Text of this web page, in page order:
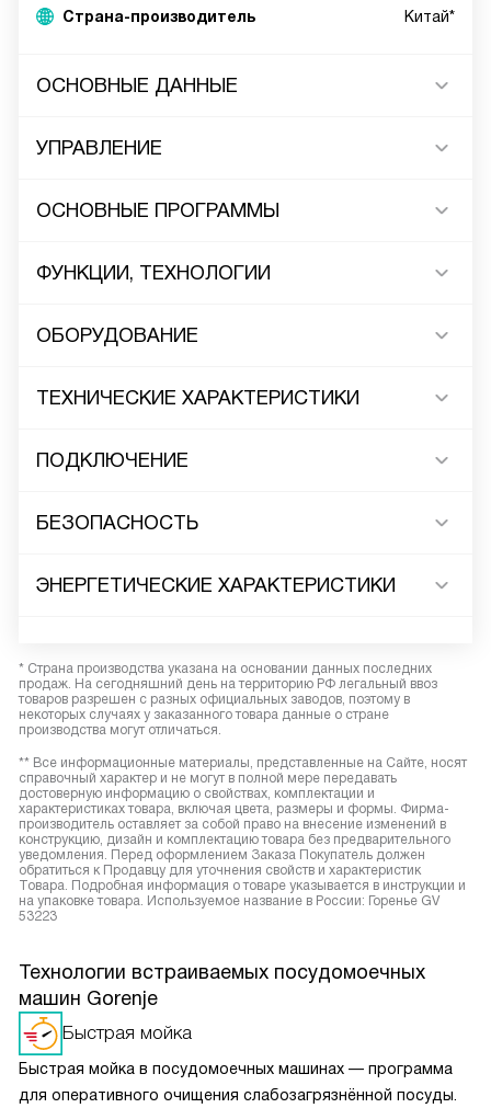
Страна-производитель Китай*
ОСНОВНЫЕ ДАННЫЕ
УПРАВЛЕНИЕ
ОСНОВНЫЕ ПРОГРАММЫ
ФУНКЦИИ, ТЕХНОЛОГИИ
ОБОРУДОВАНИЕ
ТЕХНИЧЕСКИЕ ХАРАКТЕРИСТИКИ
ПОДКЛЮЧЕНИЕ
БЕЗОПАСНОСТЬ
ЭНЕРГЕТИЧЕСКИЕ ХАРАКТЕРИСТИКИ
* Страна производства указана на основании данных последних
продаж. На сегодняшний день на территорию РФ легальный ввоз
товаров разрешен с разных официальных заводов, поэтому в
некоторых случаях у заказанного товара данные о стране
производства могут отличаться.
** Все информационные материалы, представленные на Сайте, носят
справочный характер и не могут в полной мере передавать
достоверную информацию о свойствах, комплектации и
характеристиках товара, включая цвета, размеры и формы. Фирма-
производитель оставляет за собой право на внесение изменений в
конструкцию, дизайн и комплектацию товара без предварительного
уведомления. Перед оформлением Заказа Покупатель должен
обратиться к Продавцу для уточнения свойств и характеристик
Товара. Подробная информация о товаре указывается в инструкции и
на упаковке товара. Используемое название в России: Горенье GV
53223
Технологии встраиваемых посудомоечных
машин Gorenje
Быстрая мойка
Быстрая мойка в посудомоечных машинах — программа
для оперативного очищения слабозагрязнённой посуды.